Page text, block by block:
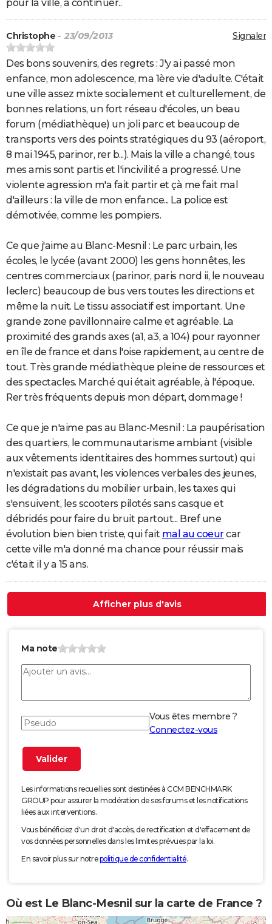
pour la ville, à continuer..
Signaler
Christophe - 23/09/2013
Des bons souvenirs, des regrets : J'y ai passé mon
enfance, mon adolescence, ma 1ère vie d'adulte. C'était
une ville assez mixte socialement et culturellement, de
bonnes relations, un fort réseau d'écoles, un beau
forum (médiathèque) un joli parc et beaucoup de
transports vers des points stratégiques du 93 (aéroport,
8 mai 1945, parinor, rer b...). Mais la ville a changé, tous
mes amis sont partis et l'incivilité a progressé. Une
violente agression m'a fait partir et çà me fait mal
d'ailleurs : la ville de mon enfance... La police est
démotivée, comme les pompiers.
Ce que j'aime au Blanc-Mesnil : Le parc urbain, les
écoles, le lycée (avant 2000) les gens honnêtes, les
centres commerciaux (parinor, paris nord ii, le nouveau
leclerc) beaucoup de bus vers toutes les directions et
même la nuit. Le tissu associatif est important. Une
grande zone pavillonnaire calme et agréable. La
proximité des grands axes (a1, a3, a 104) pour rayonner
en île de france et dans l'oise rapidement, au centre de
tout. Très grande médiathèque pleine de ressources et
des spectacles. Marché qui était agréable, à l'époque.
Rer très fréquents depuis mon départ, dommage !
Ce que je n'aime pas au Blanc-Mesnil : La paupérisation
des quartiers, le communautarisme ambiant (visible
aux vêtements identitaires des hommes surtout) qui
n'existait pas avant, les violences verbales des jeunes,
les dégradations du mobilier urbain, les taxes qui
s'ensuivent, les scooters pilotés sans casque et
débridés pour faire du bruit partout... Bref une
évolution bien bien triste, qui fait mal au coeurcar
cette ville m'a donné ma chance pour réussir mais
c'était il y a 15 ans.
Afficher plus d'avis
Ma note
Vous êtes membre ?
Connectez-vous
Les informations recueillies sont destinées à CCM BENCHMARK
GROUP pour assurer la modération de ses forums et les notifications
liées aux interventions.
Vous bénéficiez d'un droit d'accès, de rectification et d'effacement de
vos données personnelles dans les limites prévues par la loi.
En savoir plus sur notrepolitique de confidentialité.
Où est Le Blanc-Mesnil sur la carte de France ?